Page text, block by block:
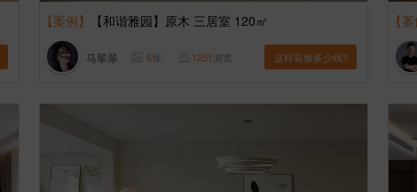
【案例】 【和谐雅园】原木 三居室 120㎡
马翠翠 6张 1251浏览 这样装修多少钱?
【